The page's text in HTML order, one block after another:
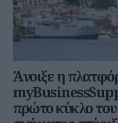
Άνοιξε η
πρώτο κύκλο του